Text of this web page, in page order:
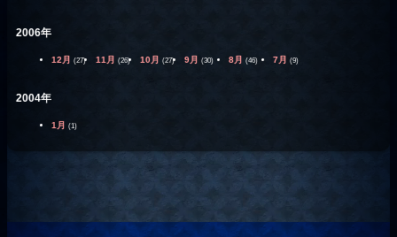
2006年
12月 (27) 11月 (26) 10月 (27) 9月 (30) 8月 (46) 7月 (9)
2004年
1月 (1)